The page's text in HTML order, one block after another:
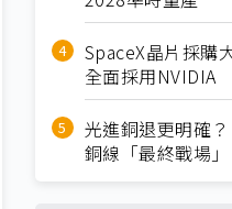
SpaceX晶片採
全面採用NVIDIA
光進銅退更明確
銅線「最終戰場」